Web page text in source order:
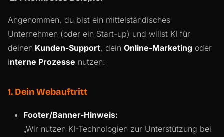
Angenommen, du bist ein mittelständisches
Unternehmen (oder ein Start-up) und willst KI für
deinen Kunden-Support, dein Online-Marketing oder
interne Prozesse nutzen:
1. Dein Webauftritt
Footer/Banner-Hinweis:
„Wir nutzen KI-Technologien zur Unterstützung bei